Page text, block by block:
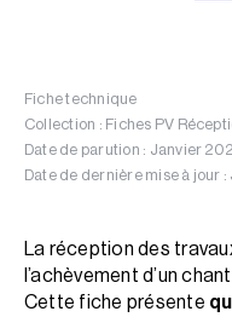
Fiche technique
Collection : Fiches PV
Date de parution : Janvier
Date de dernière mise à jour :
La réception des
l’achèvement d’un
Cette fiche présente